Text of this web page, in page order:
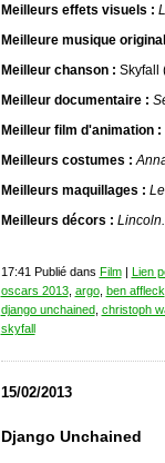
Meilleurs effets visuels :
Meilleure musique
Meilleur chanson : Skyfall
Meilleur documentaire :
Meilleur film d'animation :
Meilleurs costumes :
Meilleurs maquillages :
Meilleurs décors : Lincoln.
17:41 Publié dans Film| Lien
oscars 2013, argo, ben affleck
django unchained, christoph
skyfall
15/02/2013
Django Unchained